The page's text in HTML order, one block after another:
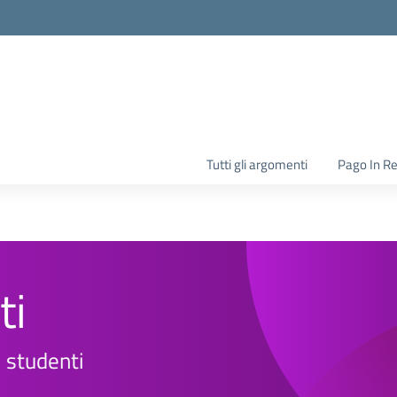
Tutti gli argomenti Pago In
studenti